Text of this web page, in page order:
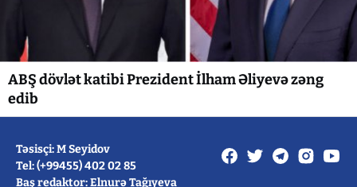
ABŞ dövlət katibi Prezident İlham Əliyevə zəng
edib
Təsisçi: M Seyidov
Tel: (+99455) 402 02 85
Baş redaktor: Elnurə Tağıyeva